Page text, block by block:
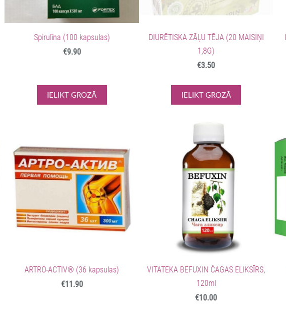
Spirulīna (100 kapsulas)
€9.90
IELIKT GROZĀ
DIURĒTISKA ZĀĻU TĒJA (20 MAISIŅI
1,8G)
€3.50
IELIKT GROZĀ
ARTRO-ACTIV® (36 kapsulas)
€11.90
VITATEKA BEFUXIN ČAGAS ELIKSĪRS,
120ml
€10.00